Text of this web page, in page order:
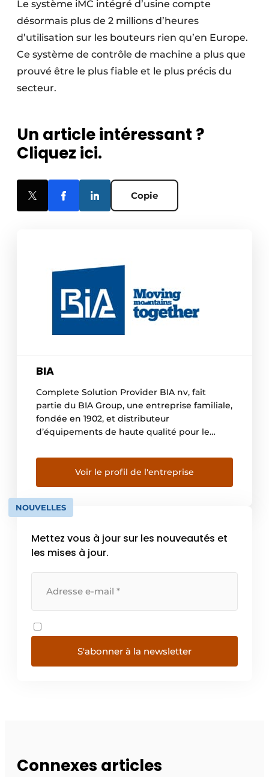
Le système iMC intégré d’usine compte
désormais plus de 2 millions d’heures
d’utilisation sur les bouteurs rien qu’en Europe.
Ce système de contrôle de machine a plus que
prouvé être le plus fiable et le plus précis du
secteur.
Un article intéressant ?
Cliquez ici.
Copie
BIA
Complete Solution Provider BIA nv, fait
partie du BIA Group, une entreprise familiale,
fondée en 1902, et distributeur
d’équipements de haute qualité pour le
démolition, l’industrie, le recyclage, la
production d’électricité. Le groupe BIA est
actif au Benelux et dans plus de 20 pays
africains et compte plus de […]
Voir le profil de l'entreprise
NOUVELLES
Mettez vous à jour sur les nouveautés et
les mises à jour.
S'abonner à la newsletter
Connexes articles